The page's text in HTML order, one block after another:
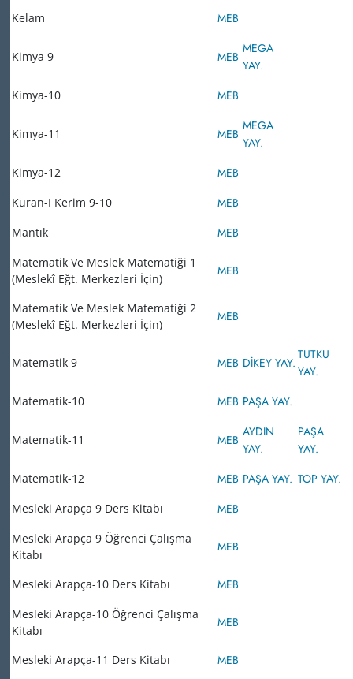
Kelam MEB
Kimya 9 MEB
MEGA
YAY.
Kimya-10 MEB
Kimya-11 MEB
MEGA
YAY.
Kimya-12 MEB
Kuran-I Kerim 9-10 MEB
Mantık MEB
Matematik Ve Meslek Matematiği 1
(Meslekî Eğt. Merkezleri İçin)
MEB
Matematik Ve Meslek Matematiği 2
(Meslekî Eğt. Merkezleri İçin)
MEB
Matematik 9 MEB DİKEY YAY.
TUTKU
YAY.
Matematik-10 MEB PAŞA YAY.
Matematik-11 MEB
AYDIN
YAY.
PAŞA
YAY.
Matematik-12 MEB PAŞA YAY. TOP YAY.
Mesleki Arapça 9 Ders Kitabı MEB
Mesleki Arapça 9 Öğrenci Çalışma
Kitabı
MEB
Mesleki Arapça-10 Ders Kitabı MEB
Mesleki Arapça-10 Öğrenci Çalışma
Kitabı
MEB
Mesleki Arapça-11 Ders Kitabı MEB